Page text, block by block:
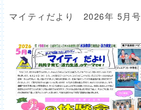
マイティだより 2026年 5月号